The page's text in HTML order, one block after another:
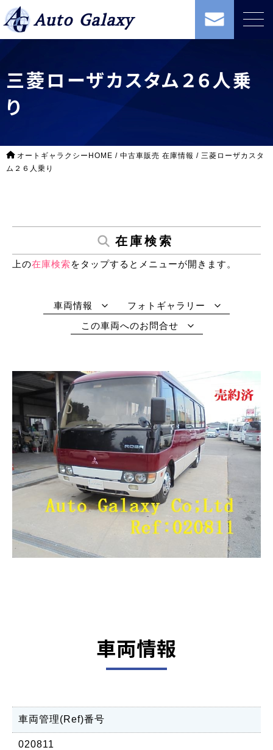
Auto Galaxy
三菱ローザカスタム２６人乗
り
オートギャラクシーHOME / 中古車販売 在庫情報 / 三菱ローザカスタ
ム２６人乗り
在庫検索
上の在庫検索をタップするとメニューが開きます。
車両情報
フォトギャラリー
この車両へのお問合せ
車両情報
車両管理(Ref)番号
020811